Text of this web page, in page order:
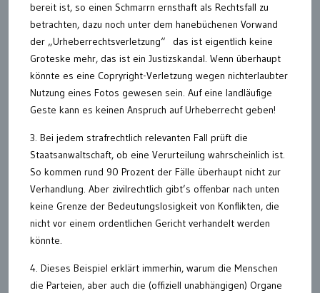
bereit ist, so einen Schmarrn ernsthaft als Rechtsfall zu
betrachten, dazu noch unter dem hanebüchenen Vorwand
der „Urheberrechtsverletzung“ das ist eigentlich keine
Groteske mehr, das ist ein Justizskandal. Wenn überhaupt
könnte es eine Copryright-Verletzung wegen nichterlaubter
Nutzung eines Fotos gewesen sein. Auf eine landläufige
Geste kann es keinen Anspruch auf Urheberrecht geben!
3. Bei jedem strafrechtlich relevanten Fall prüft die
Staatsanwaltschaft, ob eine Verurteilung wahrscheinlich ist.
So kommen rund 90 Prozent der Fälle überhaupt nicht zur
Verhandlung. Aber zivilrechtlich gibt’s offenbar nach unten
keine Grenze der Bedeutungslosigkeit von Konflikten, die
nicht vor einem ordentlichen Gericht verhandelt werden
könnte.
4. Dieses Beispiel erklärt immerhin, warum die Menschen
die Parteien, aber auch die (offiziell unabhängigen) Organe